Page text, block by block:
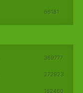
66181
369777
272923
162460